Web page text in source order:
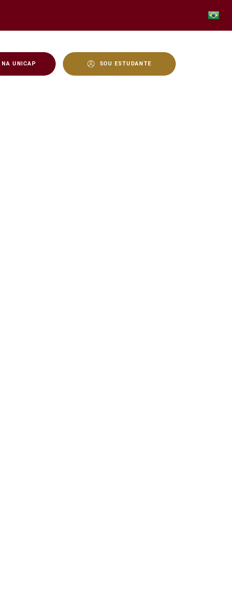
NA UNICAP SOU ESTUDANTE
- Unicap